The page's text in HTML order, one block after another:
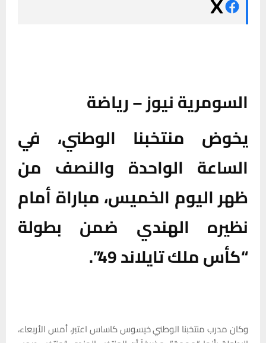
السومرية نيوز – رياضة
يخوض منتخبنا الوطني، في
الساعة الواحدة والنصف من
ظهر اليوم الخميس، مباراة أمام
نظيره الهندي ضمن بطولة
“كأس ملك تايلاند 49”.
وكان مدرب منتخبنا الوطني خيسوس كاساس اعتبر، أمس الأربعاء،